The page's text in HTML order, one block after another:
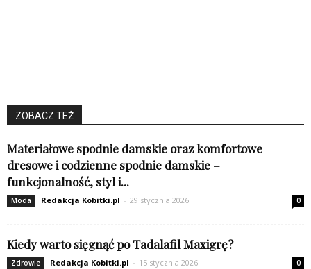
ZOBACZ TEŻ
Materiałowe spodnie damskie oraz komfortowe
dresowe i codzienne spodnie damskie –
funkcjonalność, styl i...
Moda Redakcja Kobitki.pl - 29 stycznia 2026 0
Kiedy warto sięgnąć po Tadalafil Maxigrę?
Zdrowie Redakcja Kobitki.pl - 15 stycznia 2026 0